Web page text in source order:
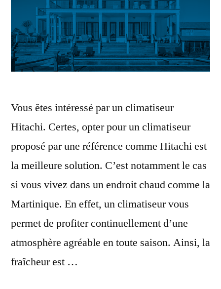
Vous êtes intéressé par un climatiseur
Hitachi. Certes, opter pour un climatiseur
proposé par une référence comme Hitachi est
la meilleure solution. C’est notamment le cas
si vous vivez dans un endroit chaud comme la
Martinique. En effet, un climatiseur vous
permet de profiter continuellement d’une
atmosphère agréable en toute saison. Ainsi, la
fraîcheur est …